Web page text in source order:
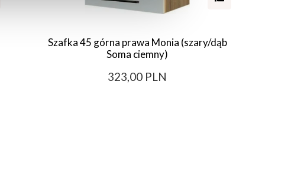
Szafka 45 górna prawa Monia (szary/dąb
Soma ciemny)
323,00 PLN